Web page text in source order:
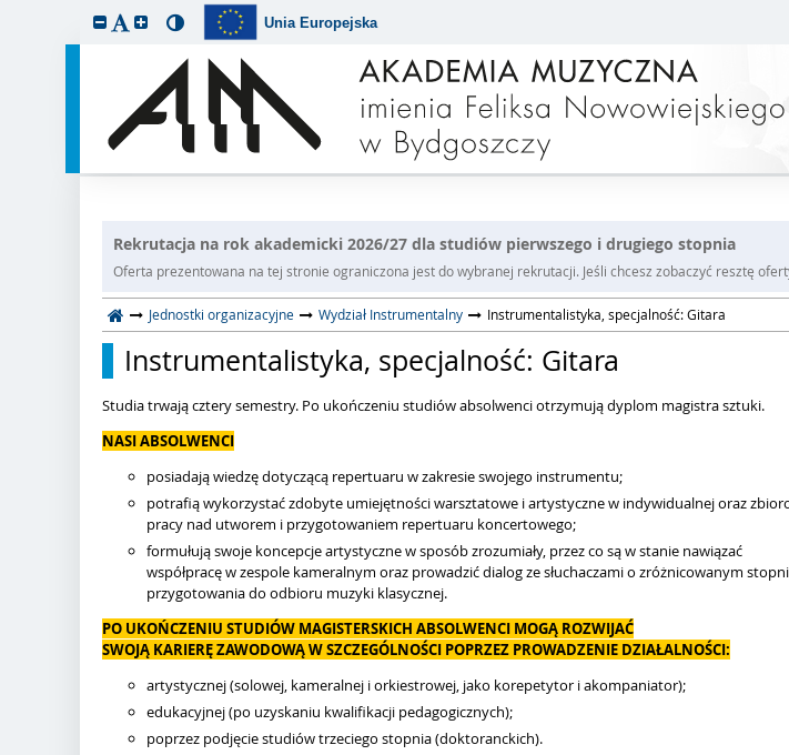
Unia Europejska
Rekrutacja na rok akademicki 2026/27 dla studiów pierwszego i drugiego stopnia
Oferta prezentowana na tej stronie ograniczona jest do wybranej rekrutacji. Jeśli chcesz zobaczyć resztę
Jednostki organizacyjne Wydział Instrumentalny Instrumentalistyka, specjalność: Gitara
Instrumentalistyka, specjalność: Gitara
Studia trwają cztery semestry. Po ukończeniu studiów absolwenci otrzymują dyplom magistra sztuki.
NASI ABSOLWENCI
posiadają wiedzę dotyczącą repertuaru w zakresie swojego instrumentu;
potrafią wykorzystać zdobyte umiejętności warsztatowe i artystyczne w indywidualnej oraz
pracy nad utworem i przygotowaniem repertuaru koncertowego;
formułują swoje koncepcje artystyczne w sposób zrozumiały, przez co są w stanie nawiązać
współpracę w zespole kameralnym oraz prowadzić dialog ze słuchaczami o zróżnicowanym
przygotowania do odbioru muzyki klasycznej.
PO UKOŃCZENIU STUDIÓW MAGISTERSKICH ABSOLWENCI MOGĄ ROZWIJAĆ
SWOJĄ KARIERĘ ZAWODOWĄ W SZCZEGÓLNOŚCI POPRZEZ PROWADZENIE DZIAŁALNOŚCI:
artystycznej (solowej, kameralnej i orkiestrowej, jako korepetytor i akompaniator);
edukacyjnej (po uzyskaniu kwalifikacji pedagogicznych);
poprzez podjęcie studiów trzeciego stopnia (doktoranckich).